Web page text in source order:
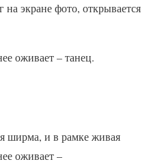
на экране фото, открывается
оживает – танец.
ширма, и в рамке живая
оживает –